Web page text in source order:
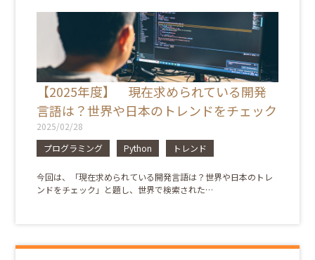
【2025年度】 現在求められている開発
言語は？世界や日本のトレンドをチェック
2025/02/28
プログラミング
Python トレンド
今回は、「現在求められている開発言語は？世界や日本のトレ
ンドをチェック」と題し、世界で検索された…